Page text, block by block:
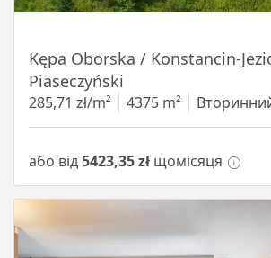
Kępa Oborska / Konstancin-
Piaseczyński
285,71 zł/m² 4375 m²
або від5423,35 zł щомісяця